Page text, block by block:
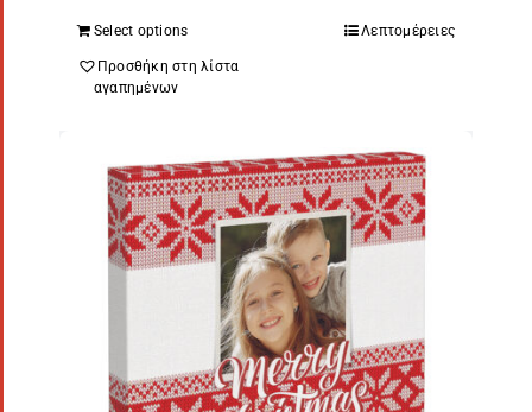
Select options Λεπτομέρειες
Προσθήκη στη λίστα
αγαπημένων